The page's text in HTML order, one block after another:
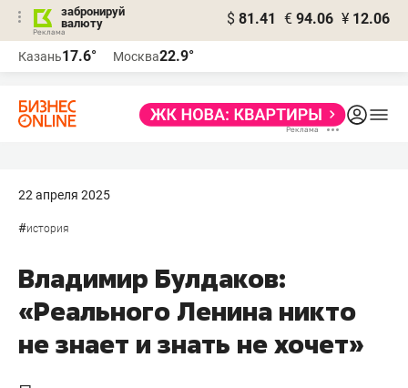
забронируй
валюту
$ 81.41 € 94.06 ¥ 12.06
Казань17.6° Москва22.9°
22 апреля 2025
#история
Владимир Булдаков:
«Реального Ленина никто
не знает и знать не хочет»